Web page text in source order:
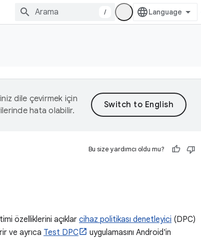
/
dile çevirmek için
hata olabilir.
Bu size yardımcı oldu mu?
özelliklerini açıklar cihaz politikası denetleyici (DPC)
ve ayrıca Test DPC
uygulamasını Android'in